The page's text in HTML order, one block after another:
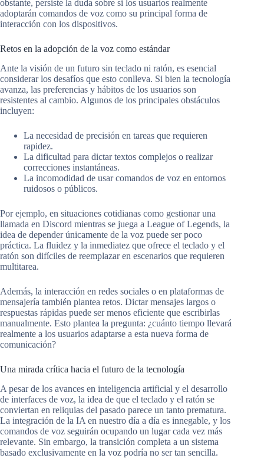
obstante, persiste la duda sobre si los usuarios realmente
adoptarán comandos de voz como su principal forma de
interacción con los dispositivos.
Retos en la adopción de la voz como estándar
Ante la visión de un futuro sin teclado ni ratón, es esencial
considerar los desafíos que esto conlleva. Si bien la tecnología
avanza, las preferencias y hábitos de los usuarios son
resistentes al cambio. Algunos de los principales obstáculos
incluyen:
La necesidad de precisión en tareas que requieren
rapidez.
La dificultad para dictar textos complejos o realizar
correcciones instantáneas.
La incomodidad de usar comandos de voz en entornos
ruidosos o públicos.
Por ejemplo, en situaciones cotidianas como gestionar una
llamada en Discord mientras se juega a League of Legends, la
idea de depender únicamente de la voz puede ser poco
práctica. La fluidez y la inmediatez que ofrece el teclado y el
ratón son difíciles de reemplazar en escenarios que requieren
multitarea.
Además, la interacción en redes sociales o en plataformas de
mensajería también plantea retos. Dictar mensajes largos o
respuestas rápidas puede ser menos eficiente que escribirlas
manualmente. Esto plantea la pregunta: ¿cuánto tiempo llevará
realmente a los usuarios adaptarse a esta nueva forma de
comunicación?
Una mirada crítica hacia el futuro de la tecnología
A pesar de los avances en inteligencia artificial y el desarrollo
de interfaces de voz, la idea de que el teclado y el ratón se
conviertan en reliquias del pasado parece un tanto prematura.
La integración de la IA en nuestro día a día es innegable, y los
comandos de voz seguirán ocupando un lugar cada vez más
relevante. Sin embargo, la transición completa a un sistema
basado exclusivamente en la voz podría no ser tan sencilla.